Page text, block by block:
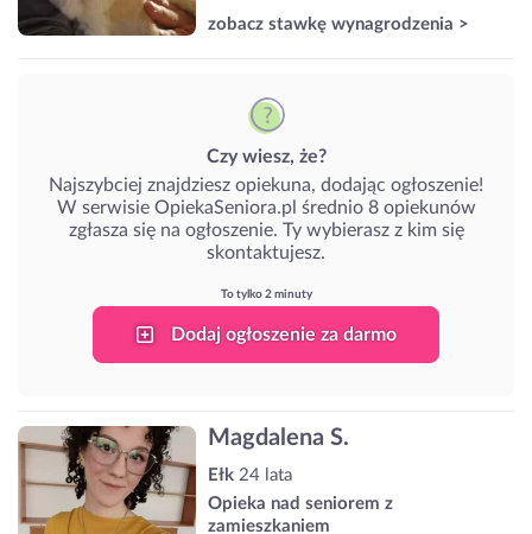
zobacz stawkę wynagrodzenia >
Czy wiesz, że?
Najszybciej znajdziesz opiekuna, dodając ogłoszenie!
W serwisie OpiekaSeniora.pl średnio 8 opiekunów
zgłasza się na ogłoszenie. Ty wybierasz z kim się
skontaktujesz.
To tylko 2 minuty
Dodaj ogłoszenie za darmo
Magdalena S.
Ełk 24 lata
Opieka nad seniorem z
zamieszkaniem